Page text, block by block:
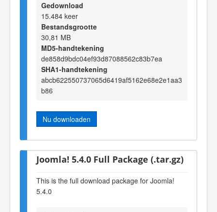
Gedownload
15.484 keer
Bestandsgrootte
30,81 MB
MD5-handtekening
de858d9bdc04ef93d87088562c83b7ea
SHA1-handtekening
abcb622550737065d6419af5162e68e2e1aa3
b86
Nu downloaden
Joomla! 5.4.0 Full Package (.tar.gz)
This is the full download package for Joomla!
5.4.0